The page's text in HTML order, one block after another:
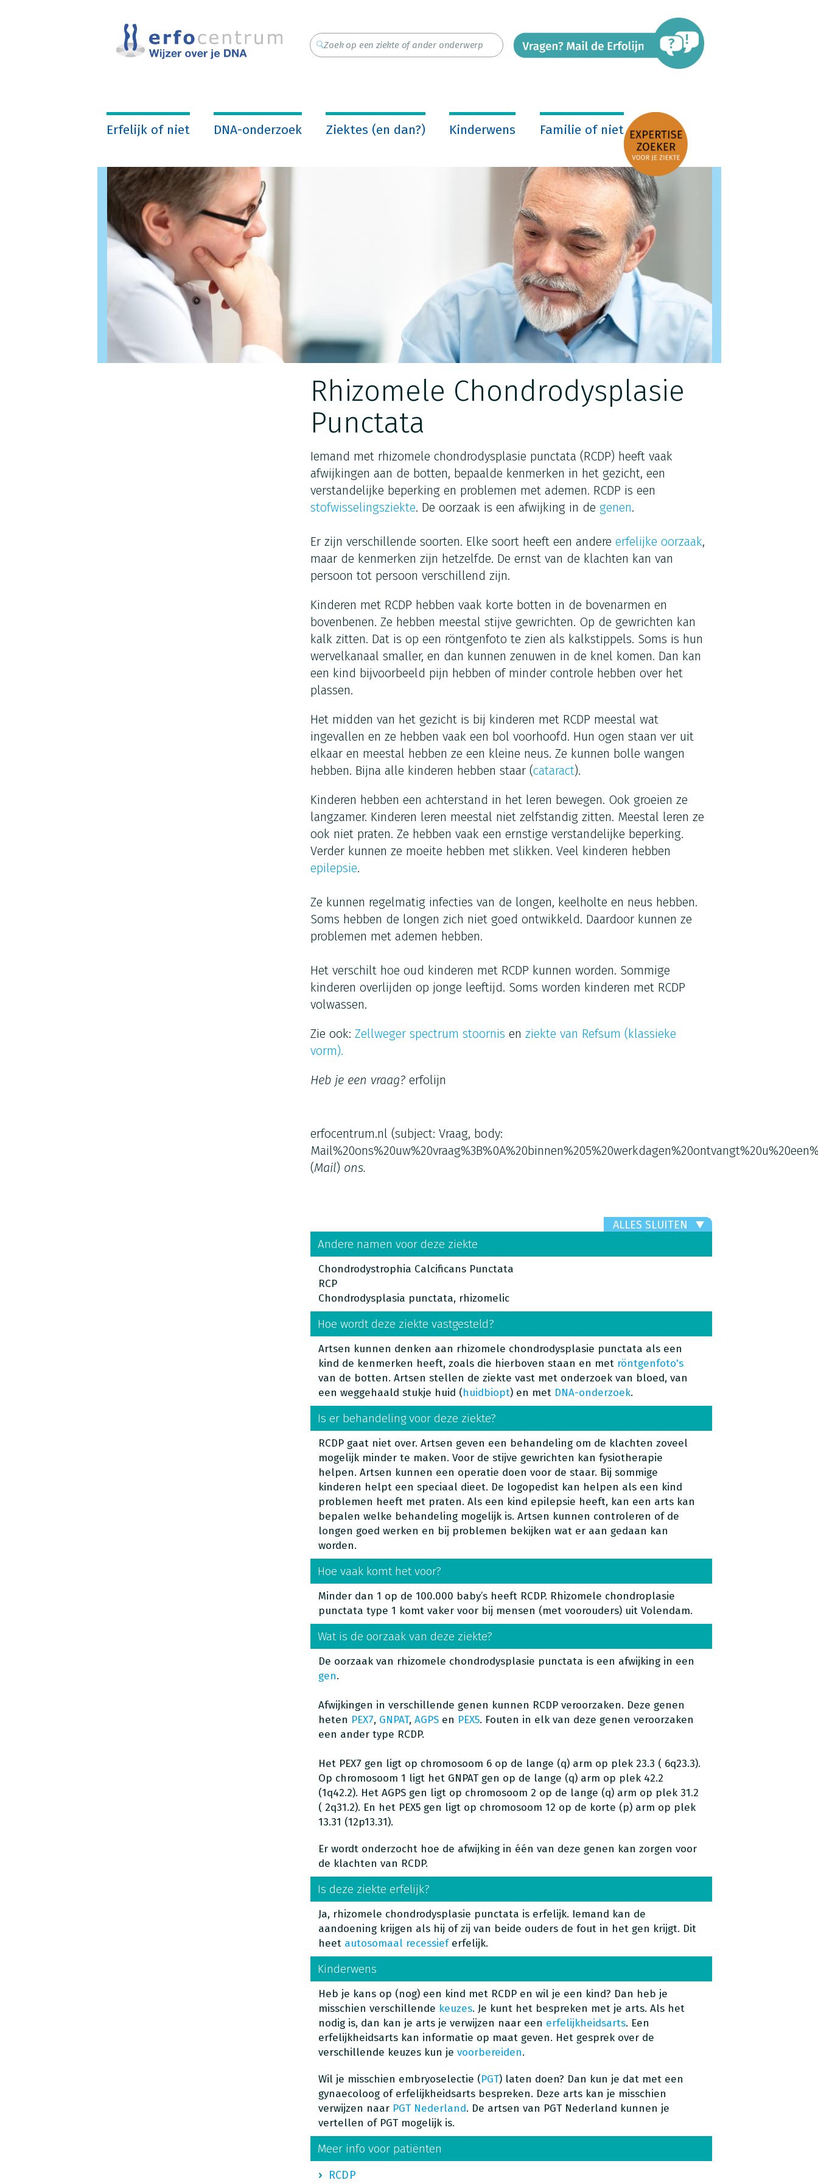
Erfelijk of niet DNA-onderzoek Ziektes (en dan?) Kinderwens Familie of niet
Rhizomele Chondrodysplasie
Punctata
Iemand met rhizomele chondrodysplasie punctata (RCDP) heeft vaak
afwijkingen aan de botten, bepaalde kenmerken in het gezicht, een
verstandelijke beperking en problemen met ademen. RCDP is een
stofwisselingsziekte. De oorzaak is een afwijking in de genen.
Er zijn verschillende soorten. Elke soort heeft een andere erfelijke oorzaak,
maar de kenmerken zijn hetzelfde. De ernst van de klachten kan van
persoon tot persoon verschillend zijn.
Kinderen met RCDP hebben vaak korte botten in de bovenarmen en
bovenbenen. Ze hebben meestal stijve gewrichten. Op de gewrichten kan
kalk zitten. Dat is op een röntgenfoto te zien als kalkstippels. Soms is hun
wervelkanaal smaller, en dan kunnen zenuwen in de knel komen. Dan kan
een kind bijvoorbeeld pijn hebben of minder controle hebben over het
plassen.
Het midden van het gezicht is bij kinderen met RCDP meestal wat
ingevallen en ze hebben vaak een bol voorhoofd. Hun ogen staan ver uit
elkaar en meestal hebben ze een kleine neus. Ze kunnen bolle wangen
hebben. Bijna alle kinderen hebben staar (cataract).
Kinderen hebben een achterstand in het leren bewegen. Ook groeien ze
langzamer. Kinderen leren meestal niet zelfstandig zitten. Meestal leren ze
ook niet praten. Ze hebben vaak een ernstige verstandelijke beperking.
Verder kunnen ze moeite hebben met slikken. Veel kinderen hebben
epilepsie.
Ze kunnen regelmatig infecties van de longen, keelholte en neus hebben.
Soms hebben de longen zich niet goed ontwikkeld. Daardoor kunnen ze
problemen met ademen hebben.
Het verschilt hoe oud kinderen met RCDP kunnen worden. Sommige
kinderen overlijden op jonge leeftijd. Soms worden kinderen met RCDP
volwassen.
Zie ook: Zellweger spectrum stoornis en ziekte van Refsum (klassieke
vorm).
Heb je een vraag? erfolijn
erfocentrum.nl (subject: Vraag, body:
(Mail) ons.
ALLES SLUITEN
Andere namen voor deze ziekte
Chondrodystrophia Calcificans Punctata
RCP
Chondrodysplasia punctata, rhizomelic
Hoe wordt deze ziekte vastgesteld?
Artsen kunnen denken aan rhizomele chondrodysplasie punctata als een
kind de kenmerken heeft, zoals die hierboven staan en met röntgenfoto's
van de botten. Artsen stellen de ziekte vast met onderzoek van bloed, van
een weggehaald stukje huid (huidbiopt) en met DNA-onderzoek.
Is er behandeling voor deze ziekte?
RCDP gaat niet over. Artsen geven een behandeling om de klachten zoveel
mogelijk minder te maken. Voor de stijve gewrichten kan fysiotherapie
helpen. Artsen kunnen een operatie doen voor de staar. Bij sommige
kinderen helpt een speciaal dieet. De logopedist kan helpen als een kind
problemen heeft met praten. Als een kind epilepsie heeft, kan een arts kan
bepalen welke behandeling mogelijk is. Artsen kunnen controleren of de
longen goed werken en bij problemen bekijken wat er aan gedaan kan
worden.
Hoe vaak komt het voor?
Minder dan 1 op de 100.000 baby’s heeft RCDP. Rhizomele chondroplasie
punctata type 1 komt vaker voor bij mensen (met voorouders) uit Volendam.
Wat is de oorzaak van deze ziekte?
De oorzaak van rhizomele chondrodysplasie punctata is een afwijking in een
gen.
Afwijkingen in verschillende genen kunnen RCDP veroorzaken. Deze genen
heten PEX7, GNPAT, AGPSen PEX5. Fouten in elk van deze genen veroorzaken
een ander type RCDP.
Het PEX7 gen ligt op chromosoom 6 op de lange (q) arm op plek 23.3 ( 6q23.3).
Op chromosoom 1 ligt het GNPAT gen op de lange (q) arm op plek 42.2
(1q42.2). Het AGPS gen ligt op chromosoom 2 op de lange (q) arm op plek 31.2
( 2q31.2). En het PEX5 gen ligt op chromosoom 12 op de korte (p) arm op plek
13.31 (12p13.31).
Er wordt onderzocht hoe de afwijking in één van deze genen kan zorgen voor
de klachten van RCDP.
Is deze ziekte erfelijk?
Ja, rhizomele chondrodysplasie punctata is erfelijk. Iemand kan de
aandoening krijgen als hij of zij van beide ouders de fout in het gen krijgt. Dit
heet autosomaal recessieferfelijk.
Kinderwens
Heb je kans op (nog) een kind met RCDP en wil je een kind? Dan heb je
misschien verschillende keuzes. Je kunt het bespreken met je arts. Als het
nodig is, dan kan je arts je verwijzen naar een erfelijkheidsarts. Een
erfelijkheidsarts kan informatie op maat geven. Het gesprek over de
verschillende keuzes kun je voorbereiden.
Wil je misschien embryoselectie (PGT) laten doen? Dan kun je dat met een
gynaecoloog of erfelijkheidsarts bespreken. Deze arts kan je misschien
verwijzen naar PGT Nederland. De artsen van PGT Nederland kunnen je
vertellen of PGT mogelijk is.
Meer info voor patiënten
RCDP